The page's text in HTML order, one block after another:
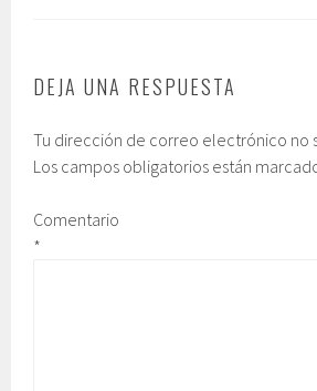
DEJA UNA RESPUESTA
Tu dirección de correo electrónico no
Los campos obligatorios están
Comentario
*